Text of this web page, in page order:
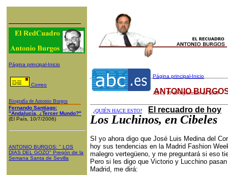
Página principal-Inicio
Correo
Biografía de Antonio Burgos
Fernando Santiago:
"Andalucía, ¿Tercer Mundo?"
(El País, 10/7/2006)
ANTONIO BURGOS: " LOS
DÍAS DEL GOZO" Pregón de la
Semana Santa de Sevilla
Página principal-Inicio
ABC, 19de septiembre de 2009
¿QUIÉN HACE ESTO? El recuadro de hoy
ANTONIO
Los Luchinos, en Cibeles
SI yo ahora digo que José Luis Medina del
hoy sus tendencias en la Madrid Fashion
malegro vertegüeno, y me preguntará si eso
Pero si les digo que Victorio y Lucchino
Madrid, me dirá: